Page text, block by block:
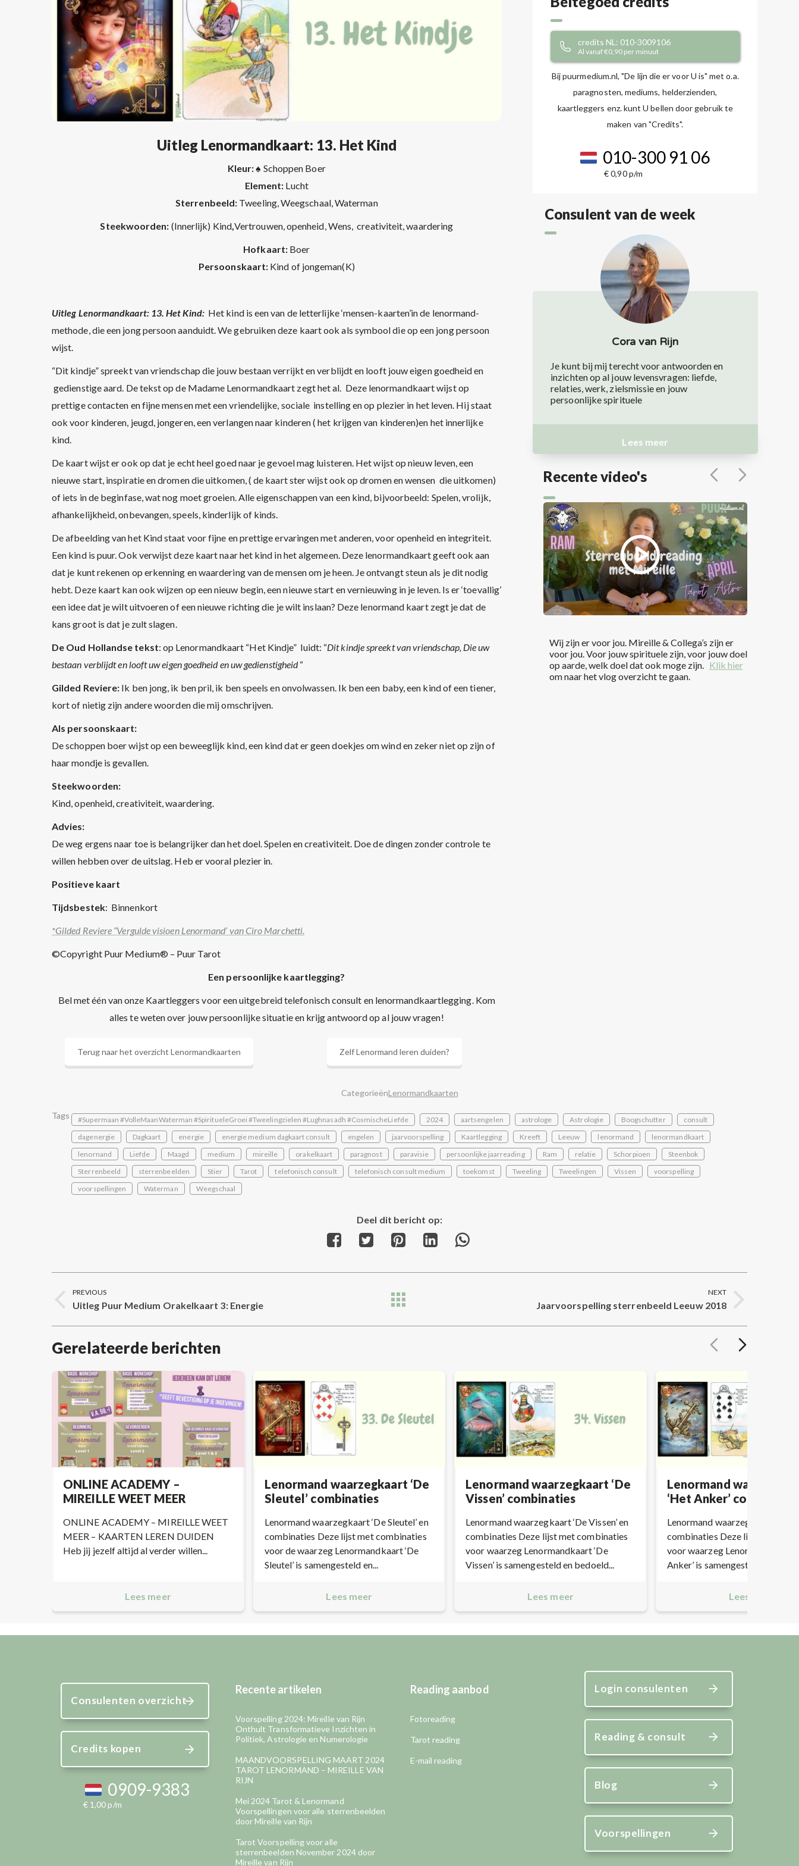
Uitleg Lenormandkaart: 13. Het Kind
Kleur: ♠ Schoppen Boer
Element: Lucht
Sterrenbeeld: Tweeling, Weegschaal, Waterman
Steekwoorden: (Innerlijk) Kind,Vertrouwen, openheid, Wens, creativiteit, waardering
Hofkaart: Boer
Persoonskaart: Kind of jongeman(K)
Uitleg Lenormandkaart: 13. Het Kind:Het kind is een van de letterlijke ‘mensen-kaarten’in de lenormand-
methode, die een jong persoon aanduidt. We gebruiken deze kaart ook als symbool die op een jong persoon
wijst.
“Dit kindje” spreekt van vriendschap die jouw bestaan verrijkt en verblijdt en looft jouw eigen goedheid en
gedienstige aard. De tekst op de Madame Lenormandkaart zegt het al. Deze lenormandkaart wijst op
prettige contacten en fijne mensen met een vriendelijke, sociale instelling en op plezier in het leven. Hij staat
ook voor kinderen, jeugd, jongeren, een verlangen naar kinderen ( het krijgen van kinderen)en het innerlijke
kind.
De kaart wijst er ook op dat je echt heel goed naar je gevoel mag luisteren. Het wijst op nieuw leven, een
nieuwe start, inspiratie en dromen die uitkomen, ( de kaart ster wijst ook op dromen en wensen die uitkomen)
of iets in de beginfase, wat nog moet groeien. Alle eigenschappen van een kind, bijvoorbeeld: Spelen, vrolijk,
afhankelijkheid, onbevangen, speels, kinderlijk of kinds.
De afbeelding van het Kind staat voor fijne en prettige ervaringen met anderen, voor openheid en integriteit.
Een kind is puur. Ook verwijst deze kaart naar het kind in het algemeen. Deze lenormandkaart geeft ook aan
dat je kunt rekenen op erkenning en waardering van de mensen om je heen. Je ontvangt steun als je dit nodig
hebt. Deze kaart kan ook wijzen op een nieuw begin, een nieuwe start en vernieuwing in je leven. Is er ‘toevallig’
een idee dat je wilt uitvoeren of een nieuwe richting die je wilt inslaan? Deze lenormand kaart zegt je dat de
kans groot is dat je zult slagen.
De Oud Hollandse tekst: op Lenormandkaart “Het Kindje” luidt: “Dit kindje spreekt van vriendschap, Die uw
bestaan verblijdt en looft uw eigen goedheid en uw gedienstigheid“
Gilded Reviere: Ik ben jong, ik ben pril, ik ben speels en onvolwassen. Ik ben een baby, een kind of een tiener,
kort of nietig zijn andere woorden die mij omschrijven.
Als persoonskaart:
De schoppen boer wijst op een beweeglijk kind, een kind dat er geen doekjes om wind en zeker niet op zijn of
haar mondje is gevallen.
Steekwoorden:
Kind, openheid, creativiteit, waardering.
Advies:
De weg ergens naar toe is belangrijker dan het doel. Spelen en creativiteit. Doe de dingen zonder controle te
willen hebben over de uitslag. Heb er vooral plezier in.
Positieve kaart
Tijdsbestek: Binnenkort
*Gilded Reviere “Vergulde visioen Lenormand’ van Ciro Marchetti.
©Copyright Puur Medium® – Puur Tarot
Een persoonlijke kaartlegging?
Bel met één van onze Kaartleggers voor een uitgebreid telefonisch consult en lenormandkaartlegging. Kom
alles te weten over jouw persoonlijke situatie en krijg antwoord op al jouw vragen!
Terug naar het overzicht Lenormandkaarten Zelf Lenormand leren duiden?
credits NL: 010-3009106
Al vanaf €0,90 per minuut
Bij puurmedium.nl, "De lijn die er voor U is" met o.a.
paragnosten, mediums, helderzienden,
kaartleggers enz. kunt U bellen door gebruik te
maken van "Credits".
010-300 91 06
€ 0,90 p/m
Consulent van de week
Cora van Rijn
Je kunt bij mij terecht voor antwoorden en
inzichten op al jouw levensvragen: liefde,
relaties, werk, zielsmissie en jouw
persoonlijke spirituele
Lees meer
Recente video's
Wij zijn er voor jou. Mireille & Collega’s zijn er
voor jou. Voor jouw spirituele zijn, voor jouw doel
op aarde, welk doel dat ook moge zijn. Klik hier
om naar het vlog overzicht te gaan.
CategorieënLenormandkaarten
Tags #Supermaan #VolleMaanWaterman #SpiritueleGroei #Tweelingzielen #Lughnasadh #CosmischeLiefde 2024 aartsengelen astrologe Astrologie Boogschutter
consult
dagenergie
Dagkaart energie energie medium dagkaart consult engelen jaarvoorspelling Kaartlegging Kreeft Leeuw lenormand
lenormandkaart
lenornand
Liefde Maagd medium mireille orakelkaart paragnost paravisie persoonlijke jaarreading Ram relatie Schorpioen
Steenbok
Sterrenbeeld
sterrenbeelden Stier Tarot telefonisch consult telefonisch consult medium toekomst Tweeling Tweelingen Vissen
voorspelling
voorspellingen
Waterman Weegschaal
Deel dit bericht op:
Share
Facebook
Share
Twitter
Share
Pinterest
Share
LinkedInWhatsApp
Post
navigation
PREVIOUS
Previous
post:
Uitleg Puur Medium Orakelkaart 3: Energie
NEXT
post:
Jaarvoorspelling sterrenbeeld Leeuw 2018
Gerelateerde berichten
ONLINE ACADEMY –
MIREILLE WEET MEER
ONLINE ACADEMY – MIREILLE WEET
MEER – KAARTEN LEREN DUIDEN
Heb jij jezelf altijd al verder willen...
Lees meer
Lenormand waarzegkaart ‘De
Sleutel’ combinaties
Lenormand waarzegkaart ‘De Sleutel’ en
combinaties Deze lijst met combinaties
voor de waarzeg Lenormandkaart ‘De
Sleutel’ is samengesteld en...
Lees meer
Lenormand waarzegkaart ‘De
Vissen’ combinaties
Lenormand waarzegkaart ‘De Vissen’ en
combinaties Deze lijst met combinaties
voor waarzeg Lenormandkaart ‘De
Vissen’ is samengesteld en bedoeld...
Lees meer
Lenormand
‘Het Anker’
Lenormand waarzegkaart ‘Het
combinaties Deze lijst met
voor waarzeg Lenormandkaart
Anker’ is samengesteld en
Lees meer
Consulenten overzicht
Credits kopen
0909-9383
€ 1,00 p/m
Recente artikelen
Voorspelling 2024: Mireille van Rijn
Onthult Transformatieve Inzichten in
Politiek, Astrologie en Numerologie
MAANDVOORSPELLING MAART 2024
TAROT LENORMAND – MIREILLE VAN
RIJN
Mei 2024 Tarot & Lenormand
Voorspellingen voor alle sterrenbeelden
door Mireille van Rijn
Tarot Voorspelling voor alle
sterrenbeelden November 2024 door
Mireille van Rijn
Reading aanbod
Fotoreading
Tarot reading
E-mail reading
Login consulenten
Reading & consult
Blog
Voorspellingen